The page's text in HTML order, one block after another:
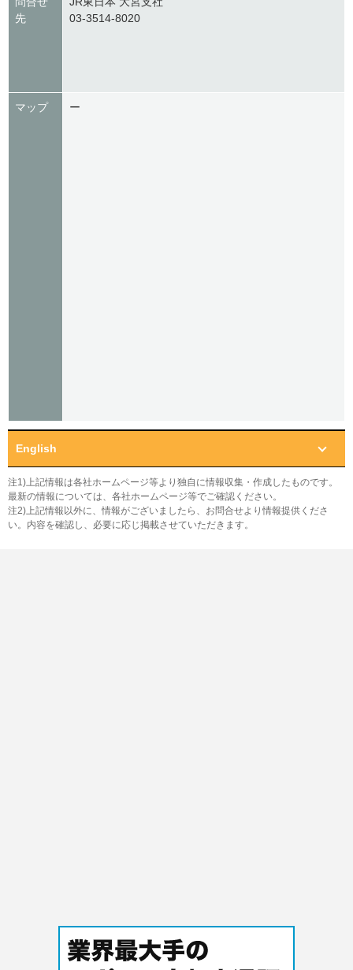
先
03-3514-8020
マップ ー
English
注1)上記情報は各社ホームページ等より独自に情報収集・作成したものです。
最新の情報については、各社ホームページ等でご確認ください。
注2)上記情報以外に、情報がございましたら、お問合せより情報提供くださ
い。内容を確認し、必要に応じ掲載させていただきます。